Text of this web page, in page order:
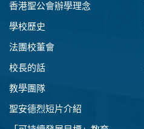
香港聖公會辦學理念
學校歷史
法團校董會
校長的話
教學團隊
聖安德烈短片介紹